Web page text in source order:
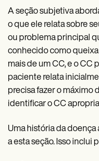
A seção subjetiva
o que ele relata sobre
ou problema principal
conhecido como
mais de um CC, e o CC
paciente relata
precisa fazer o máximo
identificar o CC
Uma história da
a esta seção. Isso inclui